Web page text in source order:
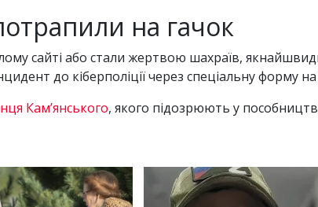
на гачок
сайті або стали жертвою шахраїв,
до кіберполіції через спеціальну форму на
Кам’янського, якого підозрюють у